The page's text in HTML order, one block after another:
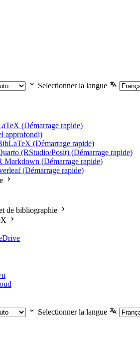
Selectionner la langue
(Démarrage rapide)
approfondi)
(Démarrage rapide)
(RStudio/Posit) (Démarrage rapide)
Markdown (Démarrage rapide)
(Démarrage rapide)
de bibliographie
Selectionner la langue